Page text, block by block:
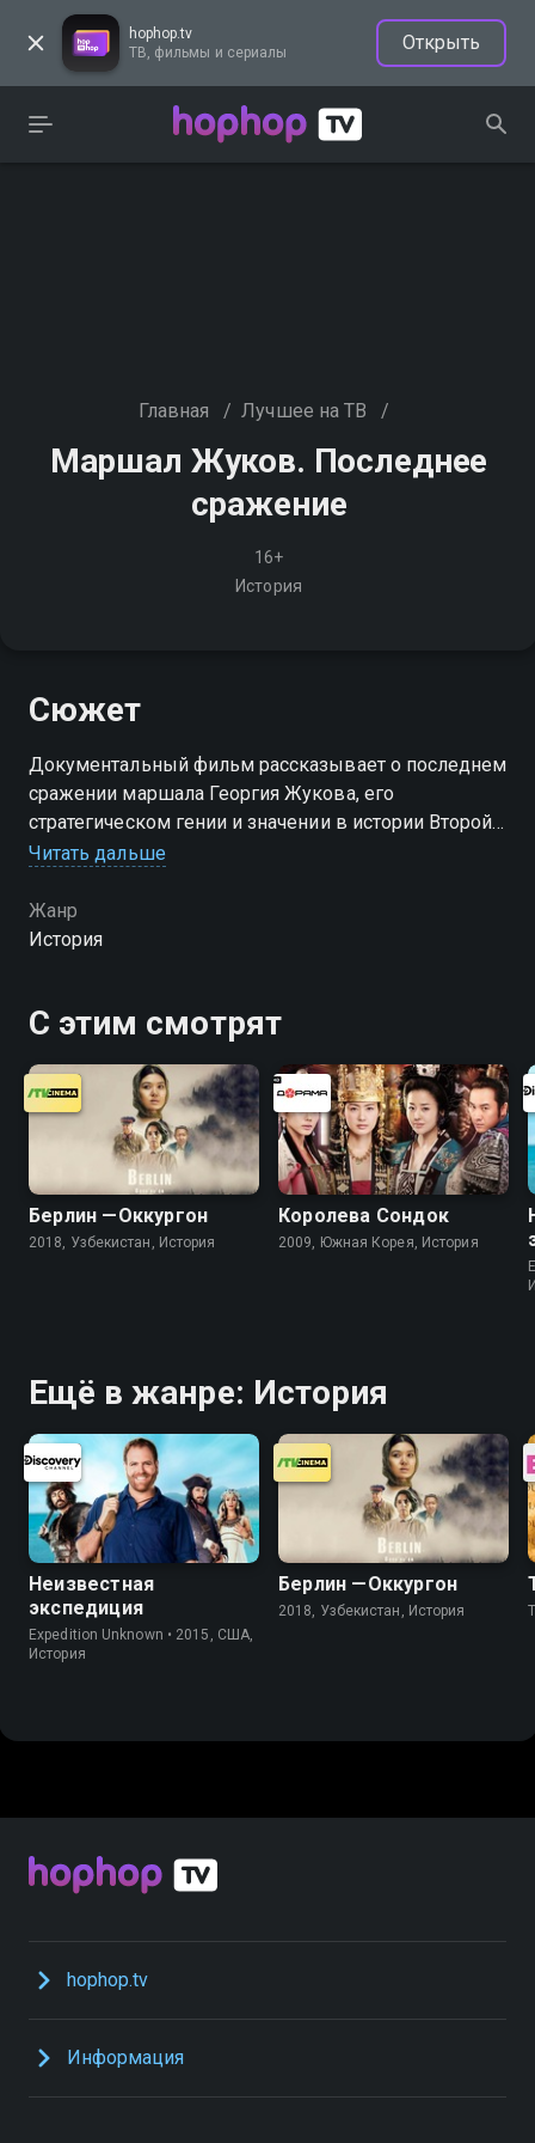
hophop.tv
ТВ, фильмы и сериалы
Открыть
Главная / Лучшее на ТВ /
Маршал Жуков. Последнее
сражение
16+
История
Сюжет
Документальный фильм рассказывает о последнем
сражении маршала Георгия Жукова, его
стратегическом гении и значении в истории Второй
мировой войны, раскрывая неизвестные факты и
Читать дальше
Жанр
История
С этим смотрят
Берлин —Оккургон
2018, Узбекистан, История
Королева Сондок
2009, Южная Корея, История
Ещё в жанре: История
Неизвестная
экспедиция
Expedition Unknown • 2015, США,
История
Берлин —Оккургон
2018, Узбекистан, История
hophop.tv
Информация